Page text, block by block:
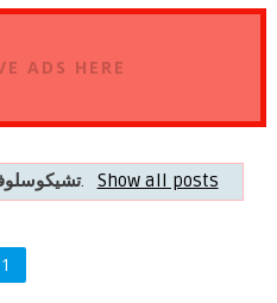
ADS HERE
. Show all posts
1